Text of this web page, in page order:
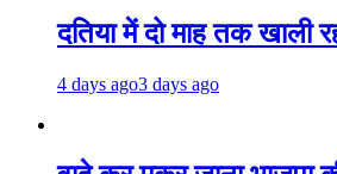
दतिया में दो माह तक खाली
4 days ago3 days ago